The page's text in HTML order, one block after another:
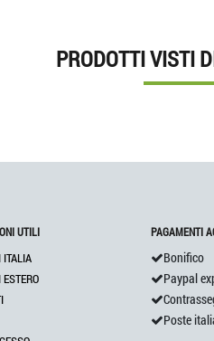
PRODOTTI VISTI
UTILI
ITALIA
PAGAMENTI
Bonifico
Paypal
Poste